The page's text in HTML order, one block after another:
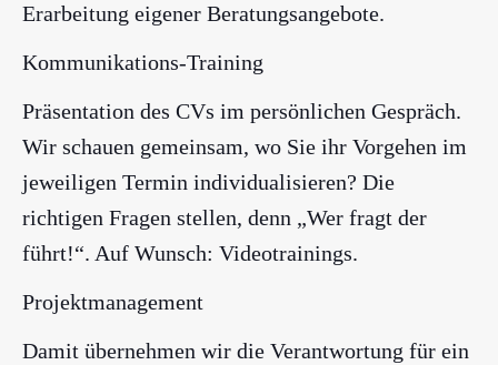
Erarbeitung eigener Beratungsangebote.
Kommunikations-Training
Präsentation des CVs im persönlichen Gespräch.
Wir schauen gemeinsam, wo Sie ihr Vorgehen im
jeweiligen Termin individualisieren? Die
richtigen Fragen stellen, denn „Wer fragt der
führt!“. Auf Wunsch: Videotrainings.
Projektmanagement
Damit übernehmen wir die Verantwortung für ein